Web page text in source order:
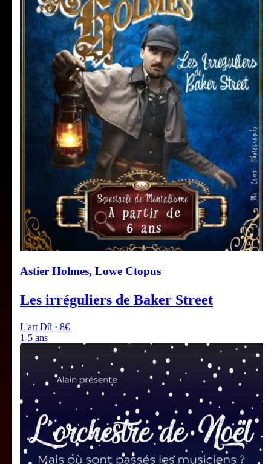
Astier Holmes, Lowe Ctopus
Les irréguliers de Baker Street
L'art Dû · 8€
1-5 ans